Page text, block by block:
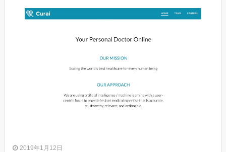
2019年1月12日